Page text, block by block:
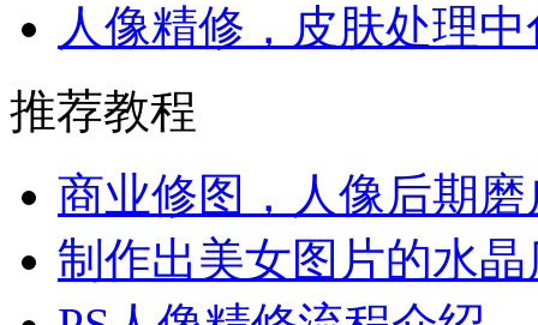
人像精修，皮肤处理
推荐教程
商业修图，人像后期
制作出美女图片的水